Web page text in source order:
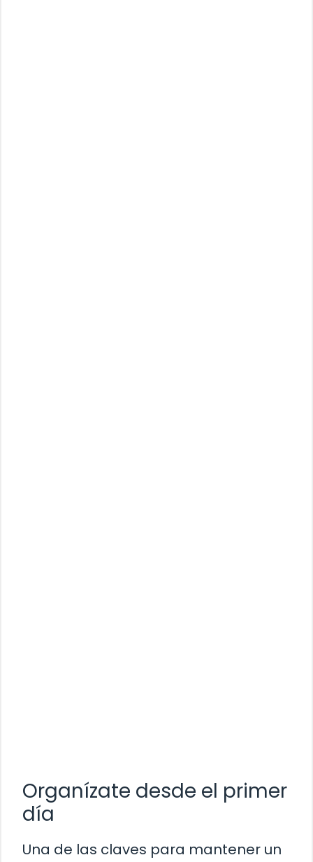
Organízate desde el primer
día
Una de las claves para mantener un